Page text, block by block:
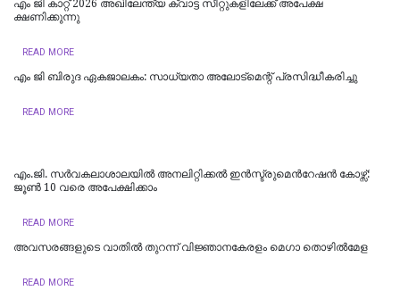
എം ജി കാറ്റ് 2026 അഖിലേന്ത്യ ക്വാട്ട സീറ്റുകളിലേക്ക് അപേക്ഷ
ക്ഷണിക്കുന്നു
READ MORE
എം ജി ബിരുദ ഏകജാലകം: സാധ്യതാ അലോട്‌മെന്റ് പ്രസിദ്ധീകരിച്ചു
READ MORE
എം.ജി. സര്‍വകലാശാലയില്‍ അനലിറ്റിക്കല്‍ ഇന്‍സ്ട്രുമെന്‍റേഷന്‍ കോഴ്സ്:
ജൂണ്‍ 10 വരെ അപേക്ഷിക്കാം
READ MORE
അവസരങ്ങളുടെ വാതില്‍ തുറന്ന് വിജ്ഞാനകേരളം മെഗാ തൊഴില്‍മേള
READ MORE